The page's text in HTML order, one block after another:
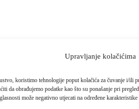
Upravljanje kolačićima
koristimo tehnologije poput kolačića za čuvanje i/ili
da obrađujemo podatke kao što su ponašanje pri
može negativno utjecati na određene